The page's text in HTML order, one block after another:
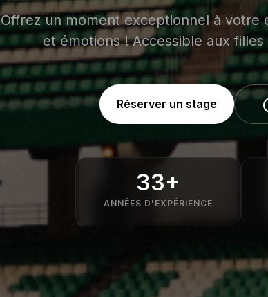
Offrez un moment exceptionnel à votre
et émotions ! Accessible aux
Réserver un stage
33+
ANNÉES D'EXPÉRIENCE